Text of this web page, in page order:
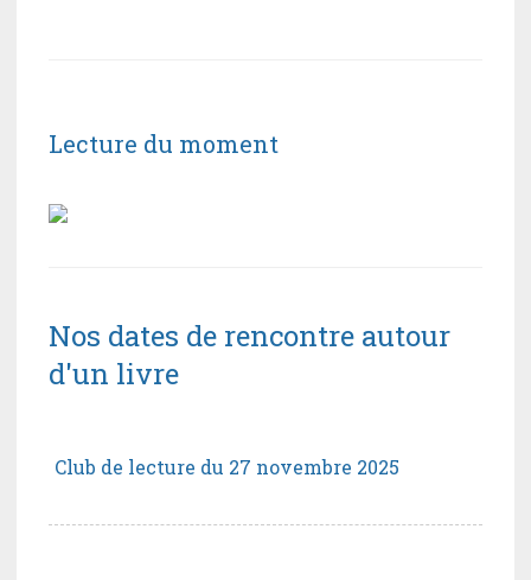
Lecture du moment
Nos dates de rencontre autour
d'un livre
Club de lecture du 27 novembre 2025